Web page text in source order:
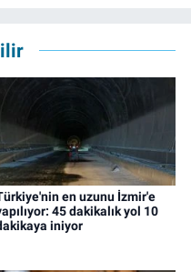
yapmaktadır.
en uzunu İzmir'e
45 dakikalık yol 10
iniyor